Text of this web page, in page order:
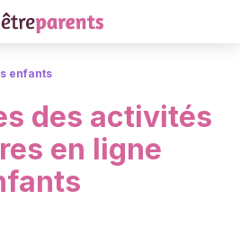
enfants
des activités
en ligne